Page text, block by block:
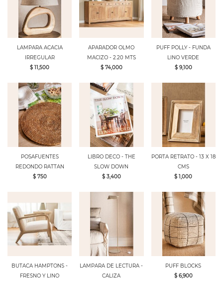
LAMPARA ACACIA
IRREGULAR
$ 11,500
APARADOR OLMO
MACIZO - 2.20 MTS
$ 74,000
PUFF POLLY - FUNDA
LINO VERDE
$ 9,100
POSAFUENTES
REDONDO RATTAN
$ 750
LIBRO DECO - THE
SLOW DOWN
$ 3,400
PORTA RETRATO - 13 X 18
CMS
$ 1,000
BUTACA HAMPTONS -
FRESNO Y LINO
LAMPARA DE LECTURA -
CALIZA
PUFF BLOCKS
$ 6,900